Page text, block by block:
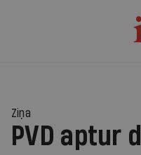
Ziņa
PVD aptur